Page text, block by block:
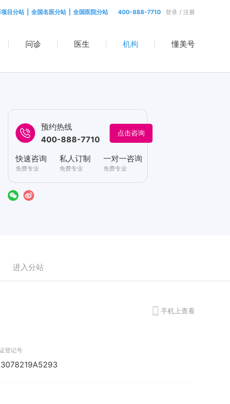
目分站 全国名医分站 全国医院分站 400-888-7710 登录 / 注册
问诊 医生 机构 懂美号
预约热线
400-888-7710
点击咨询
快速咨询
免费专业
私人订制
免费专业
一对一咨询
免费专业
进入分站
手机上查看
登记号